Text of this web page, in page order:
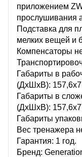
приложением
прослушивания
Подставка для
мелких вещей и
Компенсаторы
Габариты в
(ДхШхВ):
Габариты в
(ДхШхВ):
Габариты
Вес тренажера
Гарантия: 1 год.
Бренд: